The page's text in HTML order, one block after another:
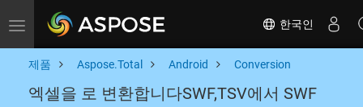
Toggle navigation 한국인
제품 Aspose.Total Android Conversion
엑셀을 로 변환합니다SWF,TSV에서 SWF